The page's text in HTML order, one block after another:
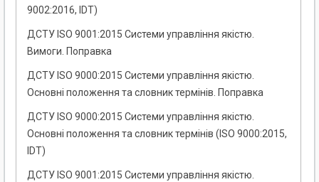
9002:2016, IDT)
ДСТУ ISO 9001:2015 Системи управління якістю.
Вимоги. Поправка
ДСТУ ISO 9000:2015 Системи управління якістю.
Основні положення та словник термінів. Поправка
ДСТУ ISO 9000:2015 Системи управління якістю.
Основні положення та словник термінів (ISO 9000:2015,
IDT)
ДСТУ ISO 9001:2015 Системи управління якістю.